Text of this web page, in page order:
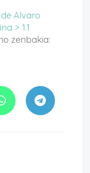
Alvaro
> 1.1
zenbakia: